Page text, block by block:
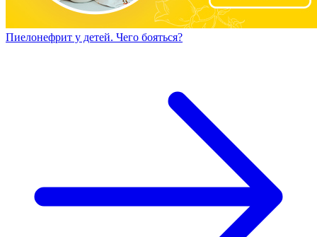
Пиелонефрит у детей. Чего бояться?